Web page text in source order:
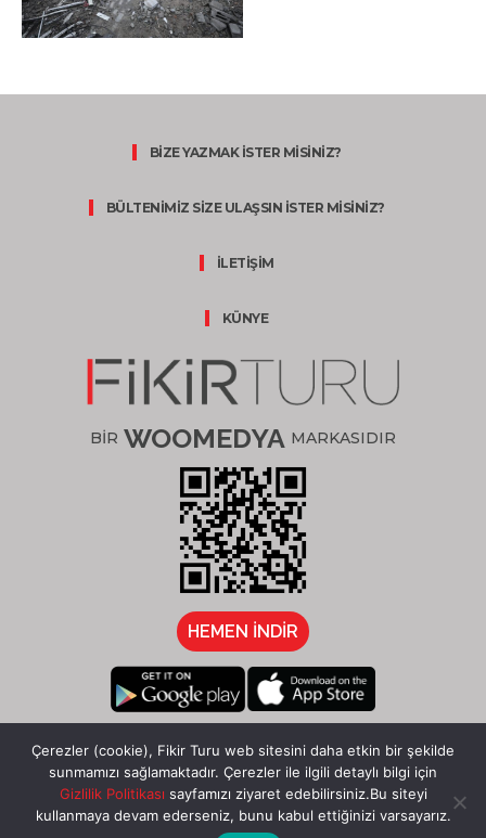
BİZE YAZMAK İSTER MİSİNİZ?
BÜLTENİMİZ SİZE ULAŞSIN İSTER MİSİNİZ?
İLETİŞİM
KÜNYE
BİR WOOMEDYA MARKASIDIR
HEMEN İNDİR
Çerezler (cookie), Fikir Turu web sitesini daha etkin bir şekilde
sunmamızı sağlamaktadır. Çerezler ile ilgili detaylı bilgi için
Gizlilik Politikası sayfamızı ziyaret edebilirsiniz.Bu siteyi
kullanmaya devam ederseniz, bunu kabul ettiğinizi varsayarız.